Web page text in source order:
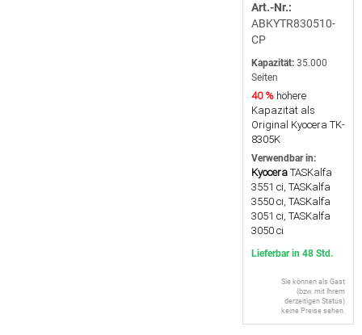
Art.-Nr.:
ABKYTR830510-
CP
Kapazität: 35.000
Seiten
40 % höhere
Kapazität als
Original Kyocera TK-
8305K
Verwendbar in:
Kyocera TASKalfa
3551 ci, TASKalfa
3550 ci, TASKalfa
3051 ci, TASKalfa
3050 ci
Lieferbar in 48 Std.
Sie können als Gast
(bzw. mit Ihrem
derzeitigen Status)
keine Preise sehen.